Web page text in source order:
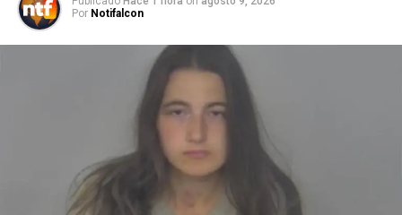
Por Notifalcon